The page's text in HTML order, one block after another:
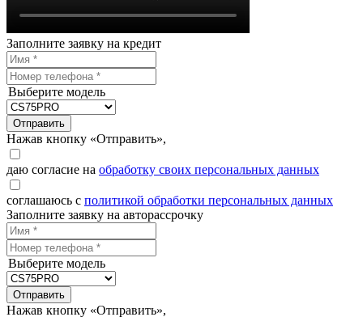
Заполните заявку на кредит
Выберите модель
Отправить
Нажав кнопку «Отправить»,
даю согласие на обработку своих персональных данных
соглашаюсь с политикой обработки персональных данных
Заполните заявку на авторассрочку
Выберите модель
Отправить
Нажав кнопку «Отправить»,